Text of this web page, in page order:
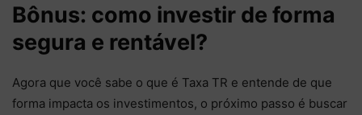
Bônus: como investir de forma
segura e rentável?
Agora que você sabe o que é Taxa TR e entende de que
forma impacta os investimentos, o próximo passo é buscar